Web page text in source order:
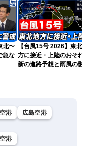
北〜
急な
【台風15号 2026】東北
方に接近・上陸のおそれ
新の進路予想と雨風の影
港
広島空港
港